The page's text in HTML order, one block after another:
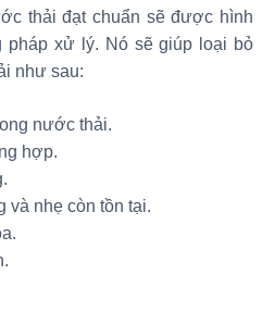
thải đạt chuẩn sẽ được hình
pháp xử lý. Nó sẽ giúp loại bỏ
như sau:
nước thải.
hợp.
và nhẹ còn tồn tại.